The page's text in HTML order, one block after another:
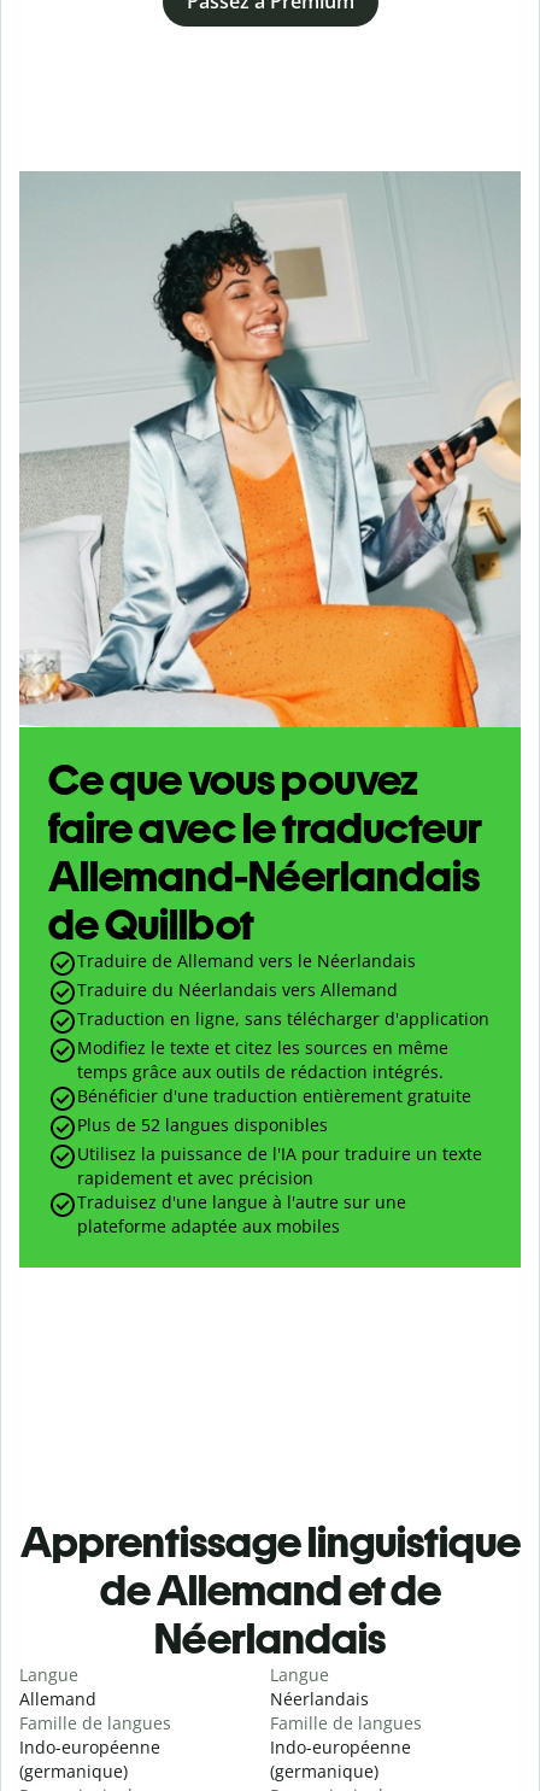
Ce que vous pouvez
faire avec le traducteur
Allemand-Néerlandais
de Quillbot
Traduire de Allemand vers le Néerlandais
Traduire du Néerlandais vers Allemand
Traduction en ligne, sans télécharger d'application
Modifiez le texte et citez les sources en même
temps grâce aux outils de rédaction intégrés.
Bénéficier d'une traduction entièrement gratuite
Plus de 52 langues disponibles
Utilisez la puissance de l'IA pour traduire un texte
rapidement et avec précision
Traduisez d'une langue à l'autre sur une
plateforme adaptée aux mobiles
Apprentissage linguistique
de Allemand et de
Néerlandais
Langue
Allemand
Famille de langues
Indo-européenne
(germanique)
Langue
Néerlandais
Famille de langues
Indo-européenne
(germanique)